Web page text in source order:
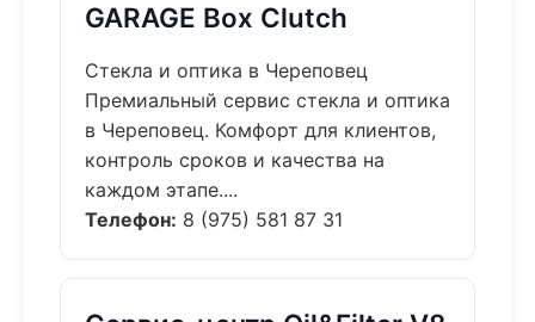
GARAGE Box Clutch
Стекла и оптика в Череповец
Премиальный сервис стекла и оптика
в Череповец. Комфорт для клиентов,
контроль сроков и качества на
каждом этапе....
Телефон: 8 (975) 581 87 31